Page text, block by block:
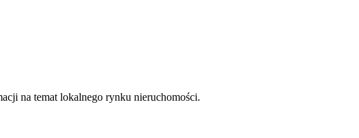
na temat lokalnego rynku nieruchomości.